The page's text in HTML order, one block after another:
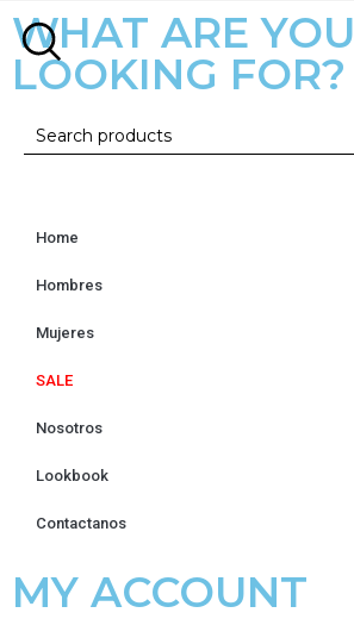
WHAT ARE YOU
LOOKING FOR?
Home
Hombres
Mujeres
SALE
Nosotros
Lookbook
Contactanos
MY ACCOUNT